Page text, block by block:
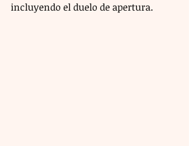
incluyendo el duelo de apertura.